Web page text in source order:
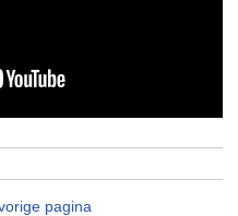
pagina